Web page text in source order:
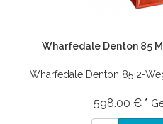
Wharfedale Denton 85
Wharfedale Denton 85 2-
598.00 € *